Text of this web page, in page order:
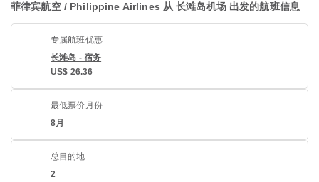
菲律宾航空 / Philippine Airlines 从 长滩岛机场 出发的航班信息
专属航班优惠
长滩岛 - 宿务
US$ 26.36
最低票价月份
8月
总目的地
2